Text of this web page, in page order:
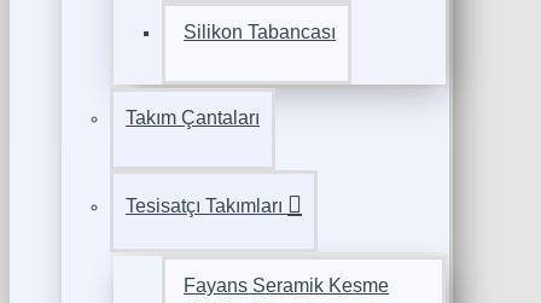
Silikon Tabancası
Takım Çantaları
Tesisatçı Takımları
Fayans Seramik Kesme